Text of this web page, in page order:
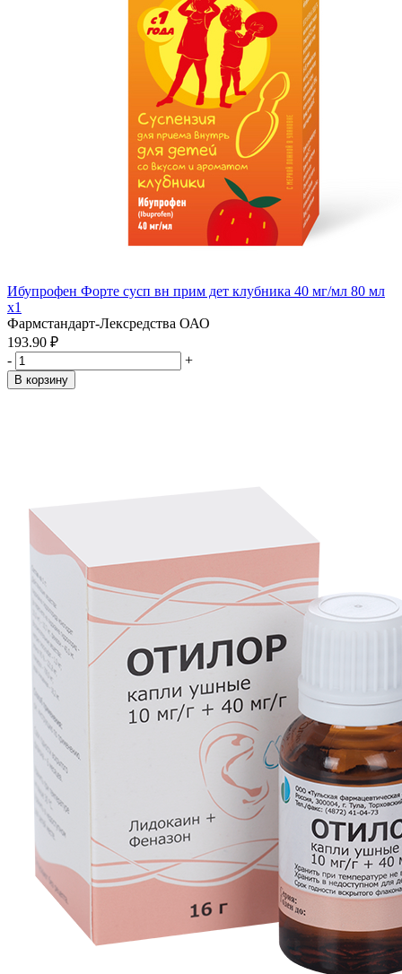
Ибупрофен Форте сусп вн прим дет клубника 40 мг/мл 80 мл
x1
Фармстандарт-Лексредства ОАО
193.90 ₽
-
+
В корзину